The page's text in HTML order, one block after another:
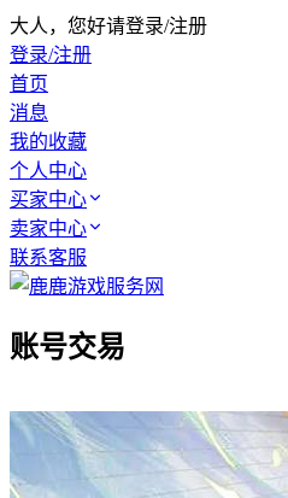
大人，您好请登录/注册
登录/注册
首页
消息
我的收藏
个人中心
买家中心
卖家中心
联系客服
账号交易